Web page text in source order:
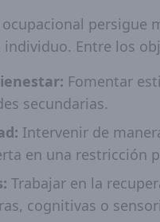
persigue
individuo. Entre los
Fomentar
secundarias.
Intervenir de
en una restricción
Trabajar en la
cognitivas o